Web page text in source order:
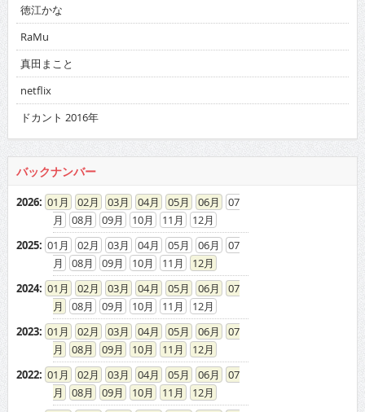
ドカント 2016年
バックナンバー
2026: 01 02 03 04 05 06
07
08
2025:01 02 03 04 05 06
07
08
09 10 11
12
08
09 10 11
12
01 02 03 04 05 06
07
08
09 10 11
12
01 02 03 04 05 06
07
08
09 10 11
12
01 02 03 04 05 06
07
08
09 10 11
12
01 02 03 04 05 06
07
08
09 10 11
12
01 02 03 04 05 06
07